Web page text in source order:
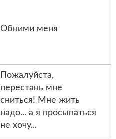
Обними меня
Пожалуйста,
перестань мне
сниться! Мне жить
надо... а я просыпаться
не хочу...